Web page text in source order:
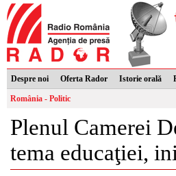
Despre noi Oferta Rador Istorie orală
România - Politic
Plenul Camerei
tema educaţiei,